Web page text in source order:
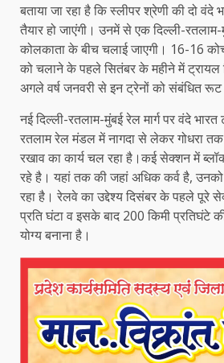
बताया जा रहा है कि स्लीपर श्रेणी की दो
तैयार हो जाएंगी। उनमें से एक दिल्ली-
कोलकाता के बीच चलाई जाएगी। 16-16
को चलाने के पहले सितंबर के महीने में ट्रायल
अगले वर्ष जनवरी से इन ट्रेनों को संबंधित रूट
नई दिल्ली-रतलाम-मुंबई रेल मार्ग पर वंदे
रतलाम रेल मंडल में नागदा से लेकर गोधरा
रखाव का कार्य चल रहा है।कई सेक्शन में
रहे है। यहां तक की जहां अधिक कर्व है, उनको
रहा है। रेलवे का उद्देश्य दिसंबर के पहले पूरे
प्रति घंटा व इसके बाद 200 किमी प्रतिघंटे
योग्य बनाना है।